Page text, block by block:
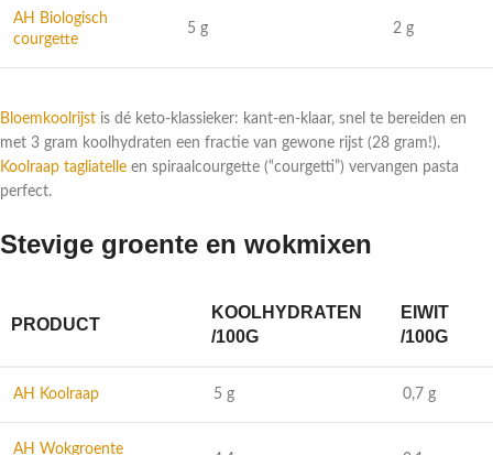
AH Biologisch
courgette
5 g 2 g
Bloemkoolrijst is dé keto-klassieker: kant-en-klaar, snel te bereiden en
met 3 gram koolhydraten een fractie van gewone rijst (28 gram!).
Koolraap tagliatelle en spiraalcourgette (“courgetti”) vervangen pasta
perfect.
Stevige groente en wokmixen
PRODUCT
KOOLHYDRATEN
/100G
EIWIT
/100G
AH Koolraap 5 g 0,7 g
AH Wokgroente